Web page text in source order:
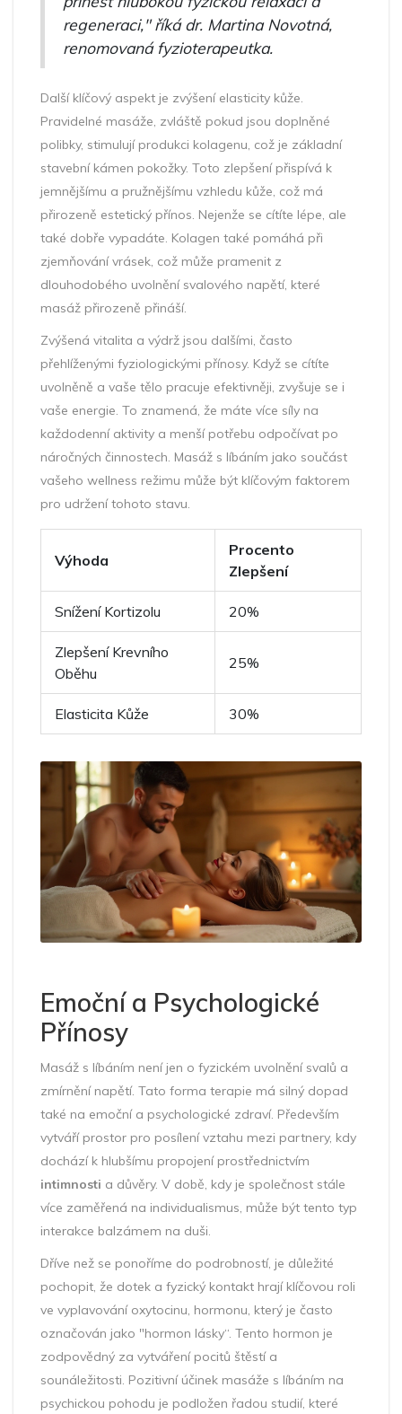
regeneraci," říká dr. Martina Novotná,
renomovaná fyzioterapeutka.
Další klíčový aspekt je zvýšení elasticity kůže.
Pravidelné masáže, zvláště pokud jsou doplněné
polibky, stimulují produkci kolagenu, což je základní
stavební kámen pokožky. Toto zlepšení přispívá k
jemnějšímu a pružnějšímu vzhledu kůže, což má
přirozeně estetický přínos. Nejenže se cítíte lépe, ale
také dobře vypadáte. Kolagen také pomáhá při
zjemňování vrásek, což může pramenit z
dlouhodobého uvolnění svalového napětí, které
masáž přirozeně přináší.
Zvýšená vitalita a výdrž jsou dalšími, často
přehlíženými fyziologickými přínosy. Když se cítíte
uvolněně a vaše tělo pracuje efektivněji, zvyšuje se i
vaše energie. To znamená, že máte více síly na
každodenní aktivity a menší potřebu odpočívat po
náročných činnostech. Masáž s líbáním jako součást
vašeho wellness režimu může být klíčovým faktorem
pro udržení tohoto stavu.
Výhoda
Procento
Zlepšení
Snížení Kortizolu 20%
Zlepšení Krevního
Oběhu
25%
Elasticita Kůže 30%
Emoční a Psychologické
Přínosy
Masáž s líbáním není jen o fyzickém uvolnění svalů a
zmírnění napětí. Tato forma terapie má silný dopad
také na emoční a psychologické zdraví. Především
vytváří prostor pro posílení vztahu mezi partnery, kdy
dochází k hlubšímu propojení prostřednictvím
intimnosti a důvěry. V době, kdy je společnost stále
více zaměřená na individualismus, může být tento typ
interakce balzámem na duši.
Dříve než se ponoříme do podrobností, je důležité
pochopit, že dotek a fyzický kontakt hrají klíčovou roli
ve vyplavování oxytocinu, hormonu, který je často
označován jako "hormon lásky“. Tento hormon je
zodpovědný za vytváření pocitů štěstí a
sounáležitosti. Pozitivní účinek masáže s líbáním na
psychickou pohodu je podložen řadou studií, které